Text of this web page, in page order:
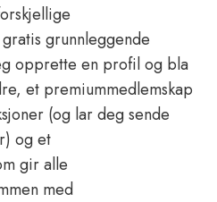
grunnleggende
opprette en profil og bla
et premiummedlemskap
(og lar deg sende
og et
gir alle
med